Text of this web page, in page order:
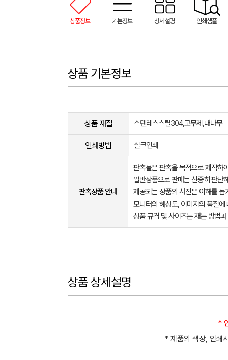
상품정보 기본정보 상세설명 인쇄샘플
상품 기본정보
상품 재질 스텐레스스틸304,고무제,대나무
인쇄방법 실크인쇄
판촉상품 안내
판촉물은 판촉을 목적으로 제작하
일반상품으로 판매는 신중히 판단
제공되는 상품의 사진은 이해를
모니터의 해상도, 이미지의 품질
상품 규격 및 사이즈는 재는 방법
상품 상세설명
*
* 제품의 색상, 인쇄